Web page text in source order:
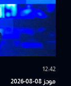
12:42
موجز 08-08-2026